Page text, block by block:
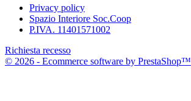
Privacy policy
Spazio Interiore Soc.Coop
P.IVA. 11401571002
Richiesta recesso
© 2026 - Ecommerce software by PrestaShop™